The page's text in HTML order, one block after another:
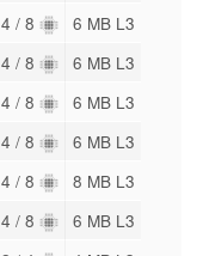
4 / 8 6 MB L3
4 / 8 6 MB L3
4 / 8 6 MB L3
4 / 8 6 MB L3
4 / 8 8 MB L3
4 / 8 6 MB L3